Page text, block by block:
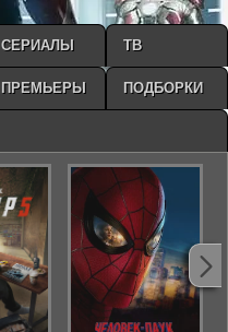
СЕРИАЛЫ ТВ
ПРЕМЬЕРЫ ПОДБОРКИ